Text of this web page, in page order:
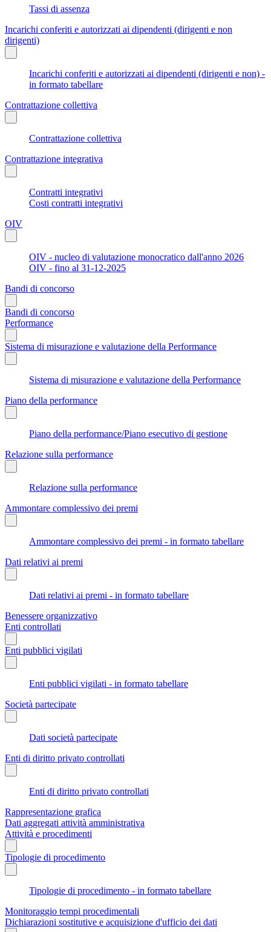
Tassi di assenza
Incarichi conferiti e autorizzati ai dipendenti (dirigenti e non
dirigenti)
Incarichi conferiti e autorizzati ai dipendenti (dirigenti e non) -
in formato tabellare
Contrattazione collettiva
Contrattazione collettiva
Contrattazione integrativa
Contratti integrativi
Costi contratti integrativi
OIV
OIV - nucleo di valutazione monocratico dall'anno 2026
OIV - fino al 31-12-2025
Bandi di concorso
Bandi di concorso
Performance
Sistema di misurazione e valutazione della Performance
Sistema di misurazione e valutazione della Performance
Piano della performance
Piano della performance/Piano esecutivo di gestione
Relazione sulla performance
Relazione sulla performance
Ammontare complessivo dei premi
Ammontare complessivo dei premi - in formato tabellare
Dati relativi ai premi
Dati relativi ai premi - in formato tabellare
Benessere organizzativo
Enti controllati
Enti pubblici vigilati
Enti pubblici vigilati - in formato tabellare
Società partecipate
Dati società partecipate
Enti di diritto privato controllati
Enti di diritto privato controllati
Rappresentazione grafica
Dati aggregati attività amministrativa
Attività e procedimenti
Tipologie di procedimento
Tipologie di procedimento - in formato tabellare
Monitoraggio tempi procedimentali
Dichiarazioni sostitutive e acquisizione d'ufficio dei dati